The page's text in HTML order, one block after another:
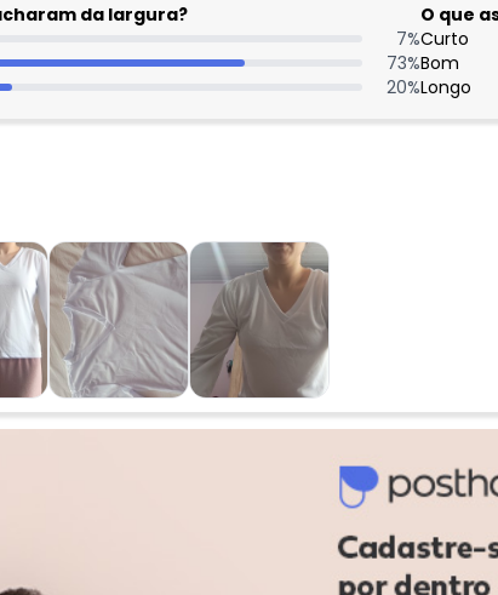
da largura?
7%
73%
20%
O que
Curto
Bom
Longo